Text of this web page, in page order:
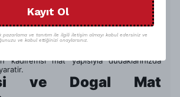
etki.
satan Zero Matte Lipstick serisi, dört
kadifemsi mat yapisiyla dudaklarinizda
ve Dogal Mat
Kayıt Ol
ve tanıtım ile ilgili iletişim almayı kabul edersiniz ve
ve kabul ettiğinizi onaylarsınız.